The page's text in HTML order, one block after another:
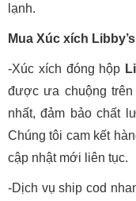
lạnh.
Mua Xúc xích
-Xúc xích đóng hộp
được ưa chuộng
nhất, đảm bảo chất
Chúng tôi cam kết
cập nhật mới liên tục.
-Dịch vụ ship cod